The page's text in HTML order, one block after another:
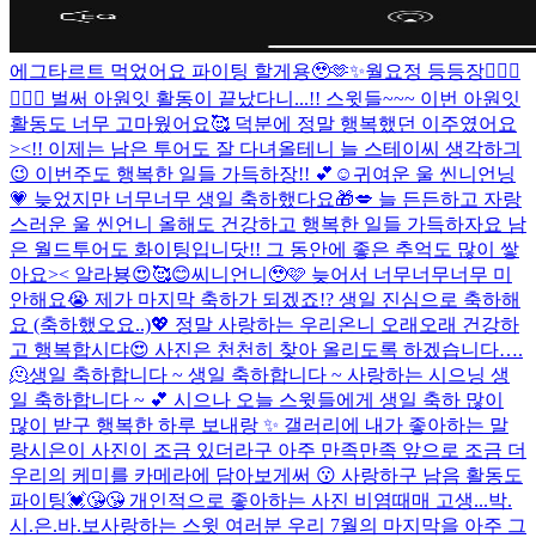
에그타르트 먹었어요 파이팅 할게용🥹🫶✨월요정 등등장🧚🏻‍♀️
🧚🏻‍♀️ 벌써 아원잇 활동이 끝났다니...!! 스윗들~~~ 이번 아원잇
활동도 너무 고마웠어요🥰 덕분에 정말 행복했던 이주였어요
><!! 이제는 남은 투어도 잘 다녀올테니 늘 스테이씨 생각하긔
😉 이번주도 행복한 일들 가득하장!! 💕☺️ 귀여운 울 씬니언닝
💗 늦었지만 너무너무 생일 축하했다요🎁💋 늘 든든하고 자랑
스러운 울 씬언니 올해도 건강하고 행복한 일들 가득하자요 남
은 월드투어도 화이팅입니닷!! 그 동안에 좋은 추억도 많이 쌓
아요>< 알라뵹😍🥰😊씨니언니🥹🩷 늦어서 너무너무너무 미
안해요😭 제가 마지막 축하가 되겠죠!? 생일 진심으로 축하해
요 (축하했오요..)💖 정말 사랑하는 우리온니 오래오래 건강하
고 행복합시댜😍 사진은 천천히 찾아 올리도록 하겠습니다….
🫠생일 축하합니다 ~ 생일 축하합니다 ~ 사랑하는 시으닝 생
일 축하합니다 ~ 💕 시으나 오늘 스윗들에게 생일 축하 많이
많이 받구 행복한 하루 보내랑 ✨ 갤러리에 내가 좋아하는 말
랑시은이 사진이 조금 있더라구 아주 만족만족 앞으로 조금 더
우리의 케미를 카메라에 담아보게써 😗 사랑하구 남음 활동도
파이팅💓😘😘 개인적으로 좋아하는 사진 비염때매 고생...박.
시.은.바.보사랑하는 스윗 여러분 우리 7월의 마지막을 아주 그